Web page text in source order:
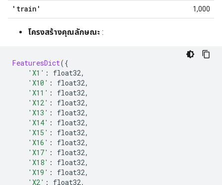
'train' 1,000
โครงสร้างคุณลักษณะ :
FeaturesDict({
'X1' : float32,
'X10' : float32,
'X11' : float32,
'X12' : float32,
'X13' : float32,
'X14' : float32,
'X15' : float32,
'X16' : float32,
'X17' : float32,
'X18' : float32,
'X19' : float32,
'X2' : float32,